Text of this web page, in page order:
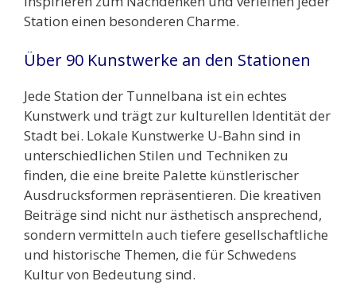
Station einen besonderen Charme.
Über 90 Kunstwerke an den Stationen
Jede Station der Tunnelbana ist ein echtes
Kunstwerk und trägt zur kulturellen Identität der
Stadt bei. Lokale Kunstwerke U-Bahn sind in
unterschiedlichen Stilen und Techniken zu
finden, die eine breite Palette künstlerischer
Ausdrucksformen repräsentieren. Die kreativen
Beiträge sind nicht nur ästhetisch ansprechend,
sondern vermitteln auch tiefere gesellschaftliche
und historische Themen, die für Schwedens
Kultur von Bedeutung sind.